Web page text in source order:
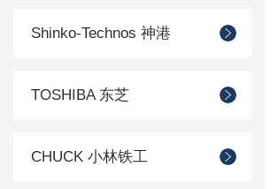
Shinko-Technos 神港
TOSHIBA 东芝
CHUCK 小林铁工